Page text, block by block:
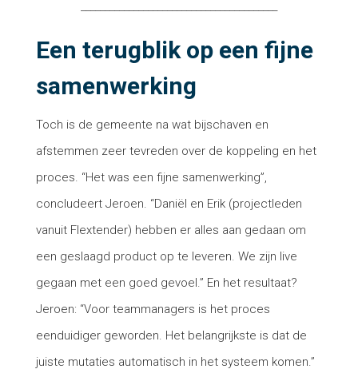
Een terugblik op een fijne
samenwerking
Toch is de gemeente na wat bijschaven en
afstemmen zeer tevreden over de koppeling en het
proces. “Het was een fijne samenwerking”,
concludeert Jeroen. “Daniël en Erik (projectleden
vanuit Flextender) hebben er alles aan gedaan om
een geslaagd product op te leveren. We zijn live
gegaan met een goed gevoel.” En het resultaat?
Jeroen: “Voor teammanagers is het proces
eenduidiger geworden. Het belangrijkste is dat de
juiste mutaties automatisch in het systeem komen.”